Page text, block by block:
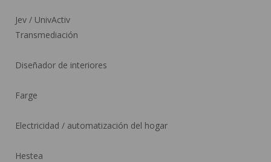
Jev / UnivActiv
Transmediación
Diseñador de interiores
Farge
Electricidad / automatización del hogar
Hestea